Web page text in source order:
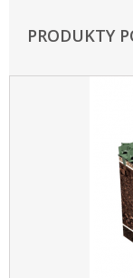
PRODUKTY